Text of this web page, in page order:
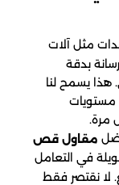
مثل آلات
بدقة
هذا يسمح لنا
مستويات
مرة.
مقاول قص
في التعامل
لا نقتصر فقط